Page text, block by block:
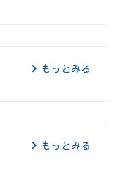
もっとみる
もっとみる